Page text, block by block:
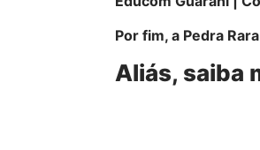
Por fim, a Pedra
Aliás, saiba